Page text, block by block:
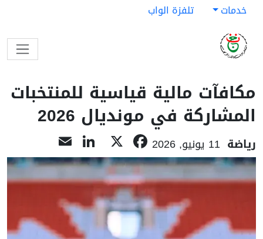
خدمات تلفزة الواب
مكافآت مالية قياسية للمنتخبات
المشاركة في مونديال 2026
رياضة 11 يونيو, 2026 Facebook
LinkedIn